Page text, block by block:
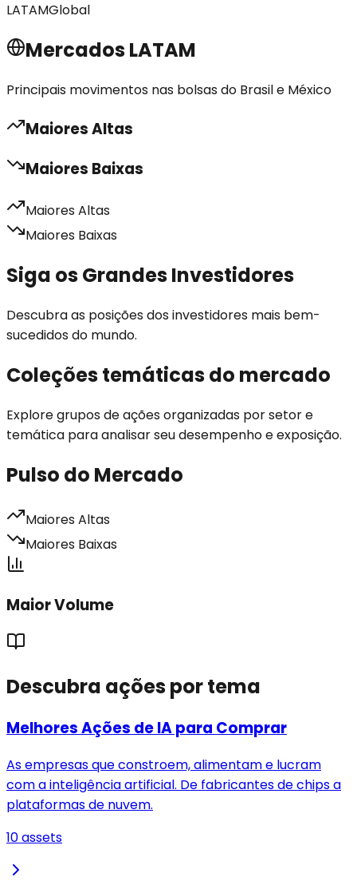
LATAMGlobal
Mercados LATAM
Principais movimentos nas bolsas do Brasil e México
Maiores Altas
Maiores Baixas
Maiores Altas
Maiores Baixas
Siga os Grandes Investidores
Descubra as posições dos investidores mais bem-
sucedidos do mundo.
Coleções temáticas do mercado
Explore grupos de ações organizadas por setor e
temática para analisar seu desempenho e exposição.
Pulso do Mercado
Maiores Altas
Maiores Baixas
Maior Volume
Descubra ações por tema
Melhores Ações de IA para Comprar
As empresas que constroem, alimentam e lucram
com a inteligência artificial. De fabricantes de chips a
plataformas de nuvem.
10assets